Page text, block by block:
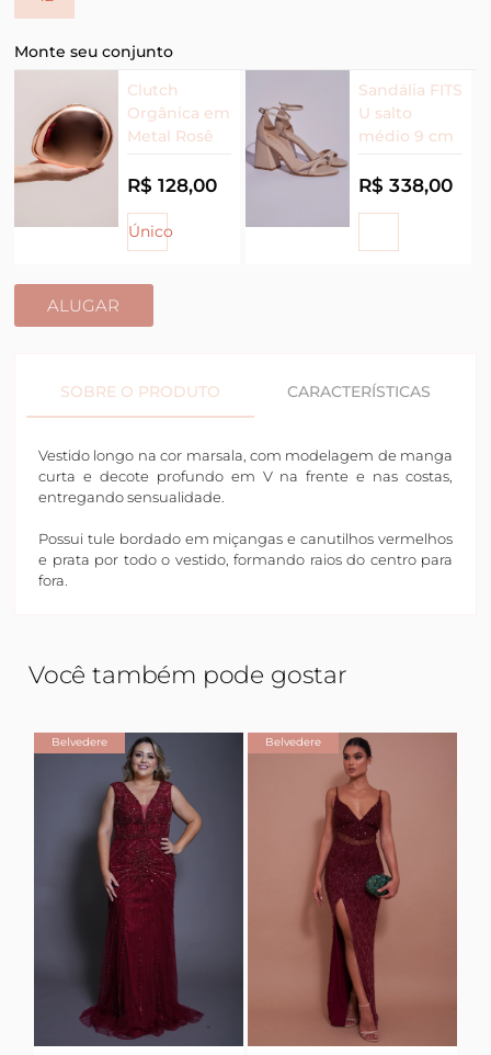
Monte seu conjunto
Clutch
Orgânica em
Metal Rosê
R$ 128,00
Único
Sandália FITS
U salto
médio 9 cm
R$ 338,00
ALUGAR
SOBRE O PRODUTO CARACTERÍSTICAS
Vestido longo na cor marsala, com modelagem de manga
curta e decote profundo em V na frente e nas costas,
entregando sensualidade.
Possui tule bordado em miçangas e canutilhos vermelhos
e prata por todo o vestido, formando raios do centro para
fora.
Você também pode gostar
Belvedere Belvedere